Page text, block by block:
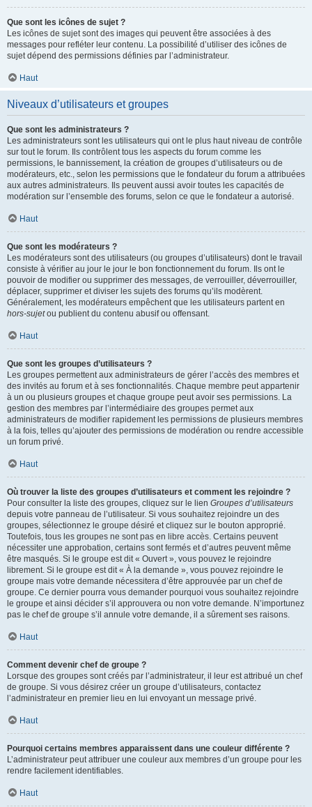
Que sont les icônes de sujet ?
Les icônes de sujet sont des images qui peuvent être associées à des
messages pour refléter leur contenu. La possibilité d’utiliser des icônes de
sujet dépend des permissions définies par l’administrateur.
Haut
Niveaux d’utilisateurs et groupes
Que sont les administrateurs ?
Les administrateurs sont les utilisateurs qui ont le plus haut niveau de contrôle
sur tout le forum. Ils contrôlent tous les aspects du forum comme les
permissions, le bannissement, la création de groupes d’utilisateurs ou de
modérateurs, etc., selon les permissions que le fondateur du forum a attribuées
aux autres administrateurs. Ils peuvent aussi avoir toutes les capacités de
modération sur l’ensemble des forums, selon ce que le fondateur a autorisé.
Haut
Que sont les modérateurs ?
Les modérateurs sont des utilisateurs (ou groupes d’utilisateurs) dont le travail
consiste à vérifier au jour le jour le bon fonctionnement du forum. Ils ont le
pouvoir de modifier ou supprimer des messages, de verrouiller, déverrouiller,
déplacer, supprimer et diviser les sujets des forums qu’ils modèrent.
Généralement, les modérateurs empêchent que les utilisateurs partent en
hors-sujetou publient du contenu abusif ou offensant.
Haut
Que sont les groupes d’utilisateurs ?
Les groupes permettent aux administrateurs de gérer l’accès des membres et
des invités au forum et à ses fonctionnalités. Chaque membre peut appartenir
à un ou plusieurs groupes et chaque groupe peut avoir ses permissions. La
gestion des membres par l’intermédiaire des groupes permet aux
administrateurs de modifier rapidement les permissions de plusieurs membres
à la fois, telles qu’ajouter des permissions de modération ou rendre accessible
un forum privé.
Haut
Où trouver la liste des groupes d’utilisateurs et comment les rejoindre ?
Pour consulter la liste des groupes, cliquez sur le lien Groupes d’utilisateurs
depuis votre panneau de l’utilisateur. Si vous souhaitez rejoindre un des
groupes, sélectionnez le groupe désiré et cliquez sur le bouton approprié.
Toutefois, tous les groupes ne sont pas en libre accès. Certains peuvent
nécessiter une approbation, certains sont fermés et d’autres peuvent même
être masqués. Si le groupe est dit « Ouvert », vous pouvez le rejoindre
librement. Si le groupe est dit « À la demande », vous pouvez rejoindre le
groupe mais votre demande nécessitera d’être approuvée par un chef de
groupe. Ce dernier pourra vous demander pourquoi vous souhaitez rejoindre
le groupe et ainsi décider s’il approuvera ou non votre demande. N’importunez
pas le chef de groupe s’il annule votre demande, il a sûrement ses raisons.
Haut
Comment devenir chef de groupe ?
Lorsque des groupes sont créés par l’administrateur, il leur est attribué un chef
de groupe. Si vous désirez créer un groupe d’utilisateurs, contactez
l’administrateur en premier lieu en lui envoyant un message privé.
Haut
Pourquoi certains membres apparaissent dans une couleur différente ?
L’administrateur peut attribuer une couleur aux membres d’un groupe pour les
rendre facilement identifiables.
Haut